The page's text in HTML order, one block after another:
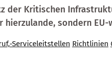
der Kritischen
hierzulande, sondern EU-
Serviceleitstellen Richtlinien